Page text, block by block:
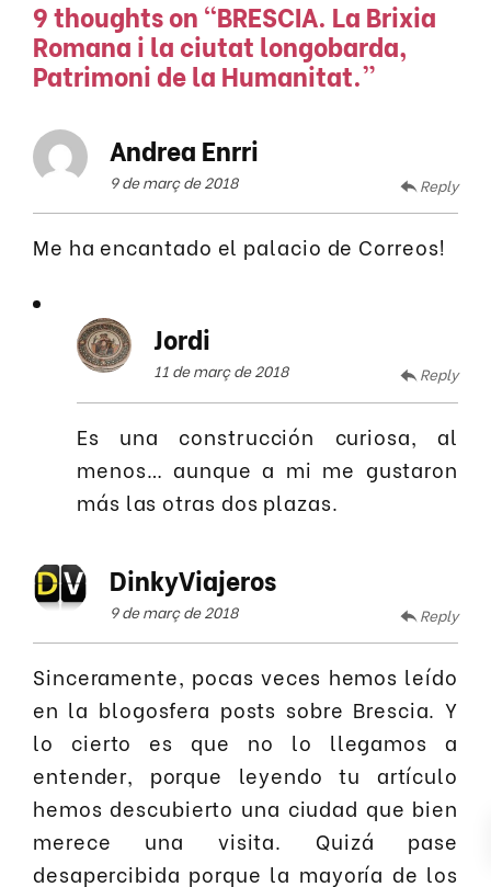
9 thoughts on “BRESCIA. La Brixia
Romana i la ciutat longobarda,
Patrimoni de la Humanitat.”
Andrea Enrri
9 de març de 2018 Reply
Me ha encantado el palacio de Correos!
Jordi
11 de març de 2018 Reply
Es una construcción curiosa, al
menos… aunque a mi me gustaron
más las otras dos plazas.
DinkyViajeros
9 de març de 2018 Reply
Sinceramente, pocas veces hemos leído
en la blogosfera posts sobre Brescia. Y
lo cierto es que no lo llegamos a
entender, porque leyendo tu artículo
hemos descubierto una ciudad que bien
merece una visita. Quizá pase
desapercibida porque la mayoría de los